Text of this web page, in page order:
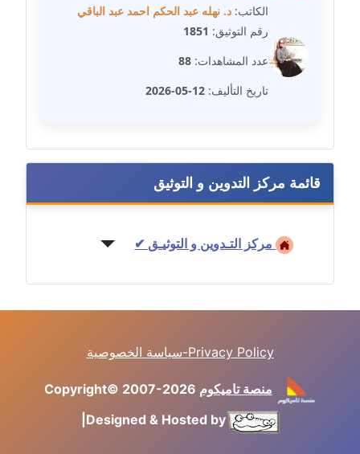
مدونة عماد مصباح
عاملة
مدونة عمرو عاطف
عاملة
عاملة
مدونة غادة سيد
عاملة
مدونة غازي جابر
مدونة فاطمة البسريني
موقوف
مدونة فاطمة حجازي
قائمة مركز التدوين و التوثيق
مركز التـدوين و التوثيـق ✔
الكاتب: د. نهله عبد الحكم احمد عبد الباقي
رقم التوثيق: 1851
عدد المشاهدات: 88
تاريخ التأليف: 12-05-2026
سياسة الخصوصية-Privacy Policy
Copyright© 2007-2026 منصة تاميكوم
Designed & Hosted by